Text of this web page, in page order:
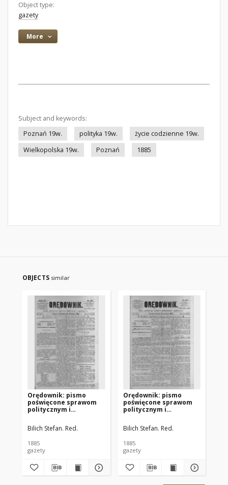
Object type:
gazety
More
Subject and keywords:
Poznań 19w.
polityka 19w.
życie codzienne 19w.
Wielkopolska 19w.
Poznań 1885
OBJECTS similar
Orędownik: pismo
poświęcone sprawom
politycznym i
R.15 Nr285
Bilich Stefan. Red.
1885
gazety
Orędownik: pismo
poświęcone sprawom
politycznym i
R.15 Nr283
Bilich Stefan. Red.
1885
gazety